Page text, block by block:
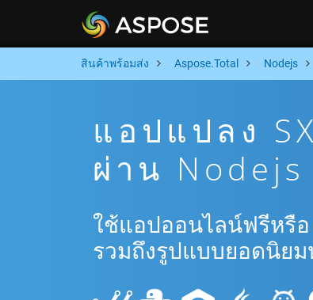
สินค้าพร้อมส่ง Aspose.Total Nodejs
แอปแปลง
ผ่าน Nodejs
ใช้แอปออนไลน์ฟรีหรือ
รวมถึงรูปแบบยอดนิย